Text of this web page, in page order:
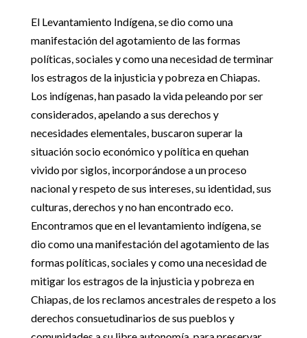
El Levantamiento Indígena, se dio como una
manifestación del agotamiento de las formas
políticas, sociales y como una necesidad de terminar
los estragos de la injusticia y pobreza en Chiapas.
Los indígenas, han pasado la vida peleando por ser
considerados, apelando a sus derechos y
necesidades elementales, buscaron superar la
situación socio económico y política en quehan
vivido por siglos, incorporándose a un proceso
nacional y respeto de sus intereses, su identidad, sus
culturas, derechos y no han encontrado eco.
Encontramos que en el levantamiento indígena, se
dio como una manifestación del agotamiento de las
formas políticas, sociales y como una necesidad de
mitigar los estragos de la injusticia y pobreza en
Chiapas, de los reclamos ancestrales de respeto a los
derechos consuetudinarios de sus pueblos y